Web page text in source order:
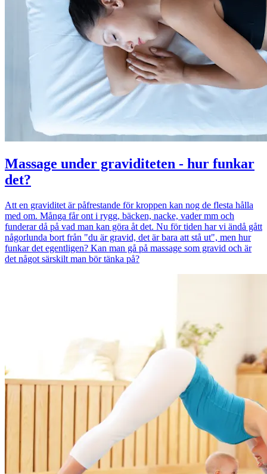
Massage under graviditeten - hur funkar
det?
Att en graviditet är påfrestande för kroppen kan nog de flesta hålla
med om. Många får ont i rygg, bäcken, nacke, vader mm och
funderar då på vad man kan göra åt det. Nu för tiden har vi ändå gått
någorlunda bort från "du är gravid, det är bara att stå ut", men hur
funkar det egentligen? Kan man gå på massage som gravid och är
det något särskilt man bör tänka på?